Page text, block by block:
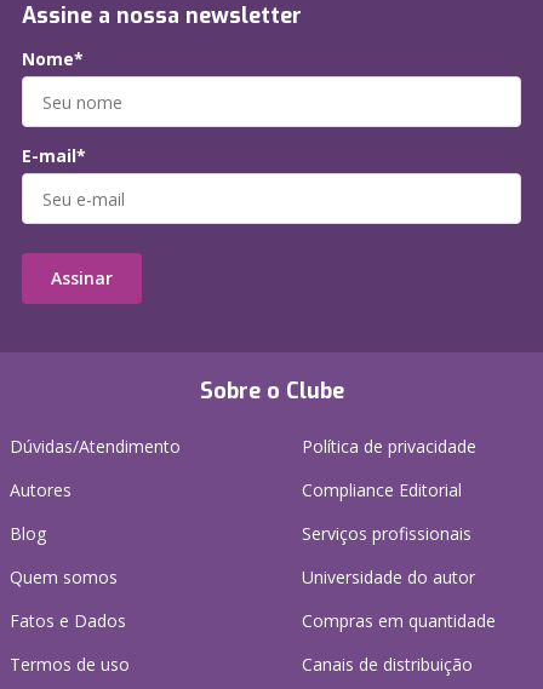
Sobre o Clube
Dúvidas/Atendimento
Autores
Blog
Quem somos
Fatos e Dados
Termos de uso
Política de privacidade
Compliance Editorial
Serviços profissionais
Universidade do autor
Compras em quantidade
Canais de distribuição
Assine a nossa newsletter
Nome*
E-mail*
Assinar